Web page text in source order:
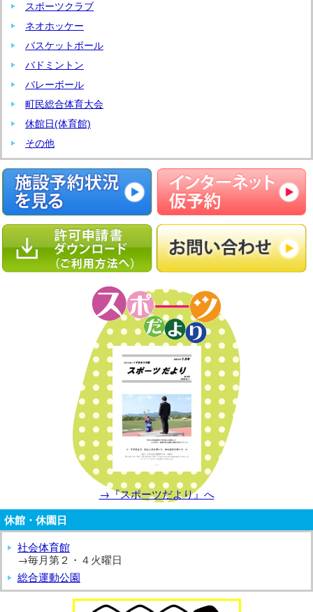
スポーツクラブ
ネオホッケー
バスケットボール
バドミントン
バレーボール
町民総合体育大会
休館日(体育館)
その他
→『スポーツだより』へ
休館・休園日
社会体育館
→毎月第２・４火曜日
総合運動公園